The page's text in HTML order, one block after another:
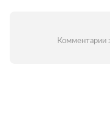
Комментарии